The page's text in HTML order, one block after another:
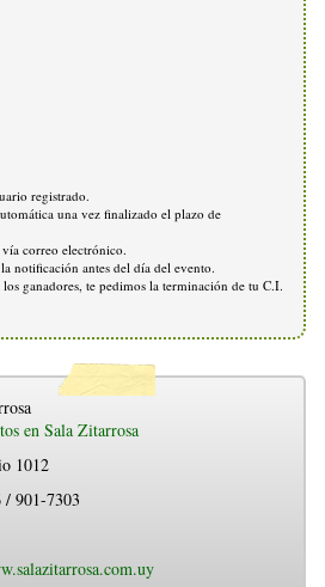
registrado.
una vez finalizado el plazo de
correo electrónico.
notificación antes del día del evento.
ganadores, te pedimos la terminación de tu C.I.
en Sala Zitarrosa
1012
/ 901-7303